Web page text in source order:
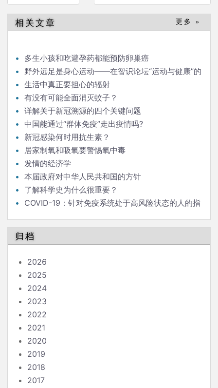
章
导
航
相关文章 更多 »
多生小孩和吃避孕药都能预防卵巢癌
野外远足是身心运动——在智识论坛“运动与健康”的
发言生活中真正要担心的辐射
有没有可能全面消灭蚊子？
详解关于新冠溯源的四个关键问题
中国能通过“群体免疫”走出疫情吗?
新冠感染何时用抗生素？
居家制氧和吸氧要警惕氧中毒
发情的经济学
本届政府对中华人民共和国的方针
了解科学史为什么很重要？
COVID-19：针对免疫系统处于高风险状态的人的指
归档
2026
2025
2024
2023
2022
2021
2020
2019
2018
2017